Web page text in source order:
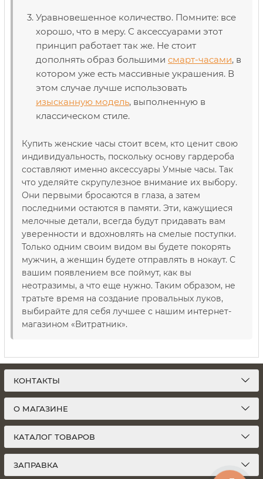
Уравновешенное количество. Помните: все
хорошо, что в меру. С аксессуарами этот
принцип работает так же. Не стоит
дополнять образ большими смарт-часами, в
котором уже есть массивные украшения. В
этом случае лучше использовать
изысканную модель, выполненную в
классическом стиле.
Купить женские часы стоит всем, кто ценит свою
индивидуальность, поскольку основу гардероба
составляют именно аксессуары Умные часы. Так
что уделяйте скрупулезное внимание их выбору.
Они первыми бросаются в глаза, а затем
последними остаются в памяти. Эти, кажущиеся
мелочные детали, всегда будут придавать вам
уверенности и вдохновлять на смелые поступки.
Только одним своим видом вы будете покорять
мужчин, а женщин будете отправлять в нокаут. С
вашим появлением все поймут, как вы
неотразимы, а что еще нужно. Таким образом, не
тратьте время на создание провальных луков,
выбирайте для себя лучшее с нашим интернет-
магазином «Витратник».
КОНТАКТЫ
О МАГАЗИНЕ
КАТАЛОГ ТОВАРОВ
ЗАПРАВКА